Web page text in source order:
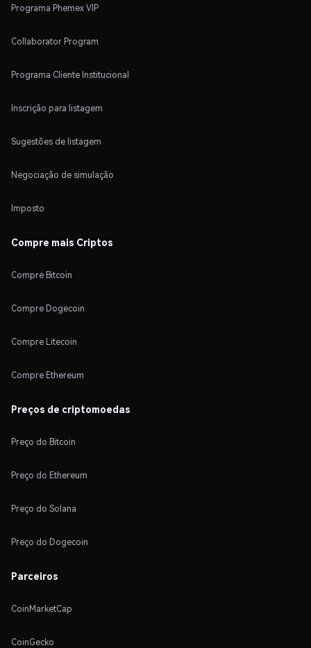
Programa Phemex VIP
Collaborator Program
Programa Cliente Institucional
Inscrição para listagem
Sugestões de listagem
Negociação de simulação
Imposto
Compre mais Criptos
Compre Bitcoin
Compre Dogecoin
Compre Litecoin
Compre Ethereum
Preços de criptomoedas
Preço do Bitcoin
Preço do Ethereum
Preço do Solana
Preço do Dogecoin
Parceiros
CoinMarketCap
CoinGecko